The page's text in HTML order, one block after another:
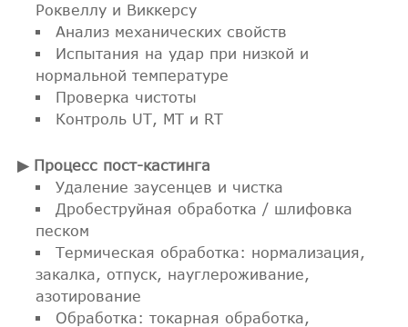
Роквеллу и Виккерсу
Анализ механических свойств
Испытания на удар при низкой и
нормальной температуре
Проверка чистоты
Контроль UT, MT и RT
▶ Процесс пост-кастинга
Удаление заусенцев и чистка
Дробеструйная обработка / шлифовка
песком
Термическая обработка: нормализация,
закалка, отпуск, науглероживание,
азотирование
Обработка: токарная обработка,